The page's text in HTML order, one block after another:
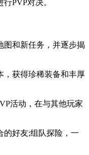
PVP对决。
图和新任务，并逐步揭
，获得珍稀装备和丰厚
活动，在与其他玩家
的好友;组队探险，一